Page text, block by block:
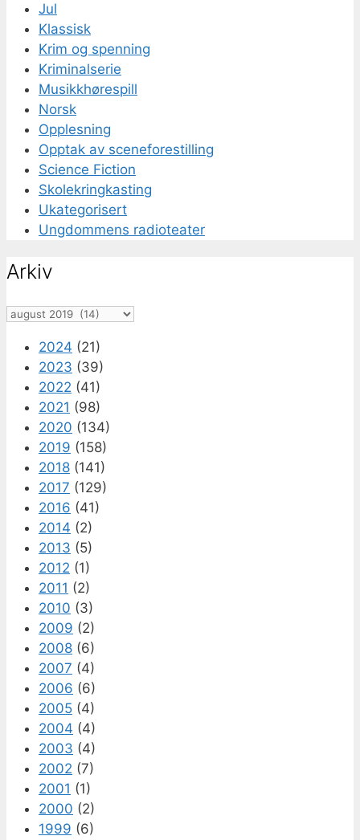
Jul
Klassisk
Krim og spenning
Kriminalserie
Musikkhørespill
Norsk
Opplesning
Opptak av sceneforestilling
Science Fiction
Skolekringkasting
Ukategorisert
Ungdommens radioteater
Arkiv
Arkiv
2024 (21)
2023 (39)
2022 (41)
2021 (98)
2020 (134)
2019 (158)
2018 (141)
2017 (129)
2016 (41)
2014 (2)
2013 (5)
2012 (1)
2011 (2)
2010 (3)
2009 (2)
2008 (6)
2007 (4)
2006 (6)
2005 (4)
2004 (4)
2003 (4)
2002 (7)
2001 (1)
2000 (2)
1999 (6)